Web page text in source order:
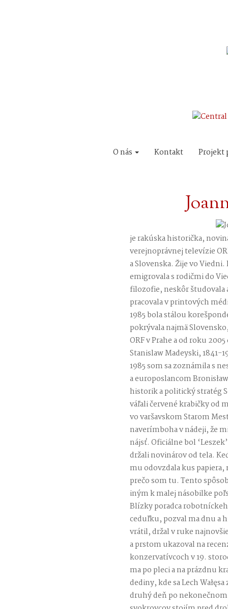
O nás Kontakt Projekt
je rakúska historička,
verejnoprávnej televízie
a Slovenska. Žije vo Viedni.
emigrovala s rodičmi do
filozofie, neskôr študovala
pracovala v printových
1985 bola stálou
pokrývala najmä
ORF v Prahe a od roku
Stanislaw Madeyski, 1841-
1985 som sa zoznámila s
a europoslancom
historik a politický stratég
váľali červené krabičky od
vo varšavskom Starom
naverímboha v nádeji, že
nájsť. Oficiálne bol
držali novinárov od tela.
mu odovzdala kus
prečo som tu. Tento
iným k malej násobilke
Blízky poradca
ceduľku, pozval ma dnu a
vrátil, držal v ruke
a prstom ukazoval na
konzervatívcoch v 19.
ma po pleci a na prázdnu
dediny, kde sa Lech
druhý deň po